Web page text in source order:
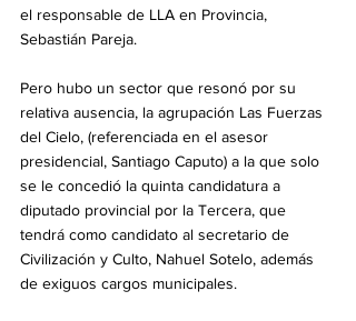
el responsable de LLA en Provincia,
Sebastián Pareja.
Pero hubo un sector que resonó por su
relativa ausencia, la agrupación Las Fuerzas
del Cielo, (referenciada en el asesor
presidencial, Santiago Caputo) a la que solo
se le concedió la quinta candidatura a
diputado provincial por la Tercera, que
tendrá como candidato al secretario de
Civilización y Culto, Nahuel Sotelo, además
de exiguos cargos municipales.